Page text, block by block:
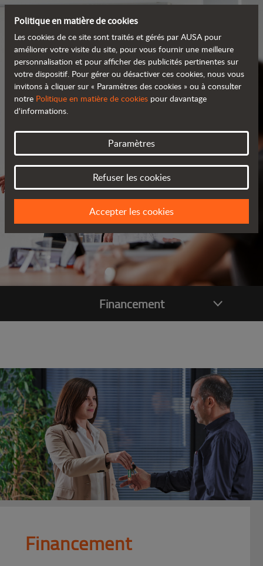
SERVICES
TOUJOURS PRÈS DE VOUS
Financement
Financement
Politique en matière de cookies
Les cookies de ce site sont traités et gérés par AUSA pour
améliorer votre visite du site, pour vous fournir une meilleure
personnalisation et pour afficher des publicités pertinentes sur
votre dispositif. Pour gérer ou désactiver ces cookies, nous vous
invitons à cliquer sur « Paramètres des cookies » ou à consulter
notre Politique en matière de cookies pour davantage
d'informations.
Paramètres
Refuser les cookies
Accepter les cookies